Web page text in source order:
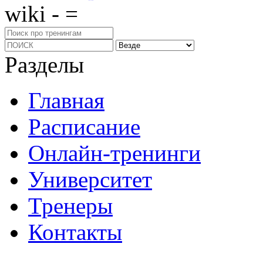
wiki - =
Разделы
Главная
Расписание
Онлайн-тренинги
Университет
Тренеры
Контакты